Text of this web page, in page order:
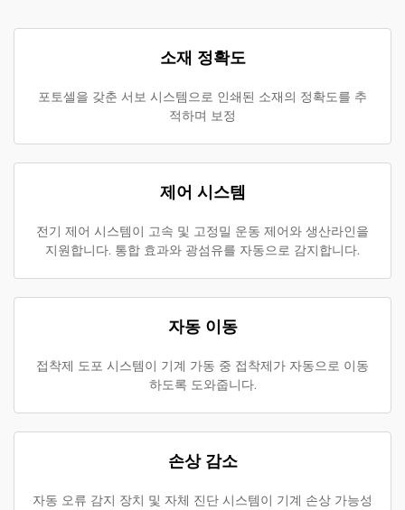
소재 정확도
포토셀을 갖춘 서보 시스템으로 인쇄된 소재의 정확도를 추
적하며 보정
제어 시스템
전기 제어 시스템이 고속 및 고정밀 운동 제어와 생산라인을
지원합니다. 통합 효과와 광섬유를 자동으로 감지합니다.
자동 이동
접착제 도포 시스템이 기계 가동 중 접착제가 자동으로 이동
하도록 도와줍니다.
손상 감소
자동 오류 감지 장치 및 자체 진단 시스템이 기계 손상 가능성